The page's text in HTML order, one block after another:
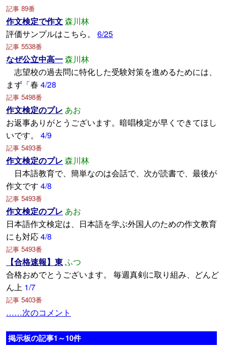
記事 89番
作文検定で作文森川林
評価サンプルはこちら。 6/25
記事 5538番
なぜ公立中高一森川林
志望校の過去問に特化した受験対策を進めるためには、
まず「春 4/28
記事 5498番
作文検定のプレ あお
お返事ありがとうございます。暗唱検定が早くできてほし
いです。
4/9
記事 5493番
作文検定のプレ 森川林
日本語教育で、簡単なのは会話で、次が読書で、最後が
作文です 4/8
記事 5493番
作文検定のプレ あお
日本語作文検定は、日本語を学ぶ外国人のための作文教育
にも対応4/8
記事 5493番
【合格速報】東ふつ
合格おめでとうございます。 毎週真剣に取り組み、どんど
ん上 1/7
記事 5403番
……次のコメント
掲示板の記事1～10件